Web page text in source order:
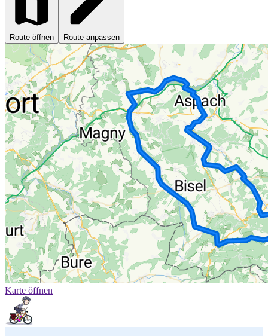
Route öffnen Route anpassen
Karte öffnen